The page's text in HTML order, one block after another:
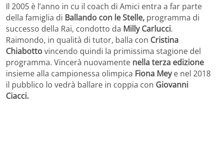
Il 2005 è l’anno in cu il coach di Amici entra a far parte
della famiglia di Ballando con le Stelle, programma di
successo della Rai, condotto da Milly Carlucci.
Raimondo, in qualità di tutor, balla con Cristina
Chiabottovincendo quindi la primissima stagione del
programma. Vincerà nuovamente nella terza edizione
insieme alla campionessa olimpica Fiona Meye nel 2018
il pubblico lo vedrà ballare in coppia con Giovanni
Ciacci.